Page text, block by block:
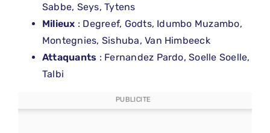
Sabbe, Seys, Tytens
Milieux : Degreef, Godts, Idumbo Muzambo,
Montegnies, Sishuba, Van Himbeeck
Attaquants : Fernandez Pardo, Soelle Soelle,
Talbi
PUBLICITE